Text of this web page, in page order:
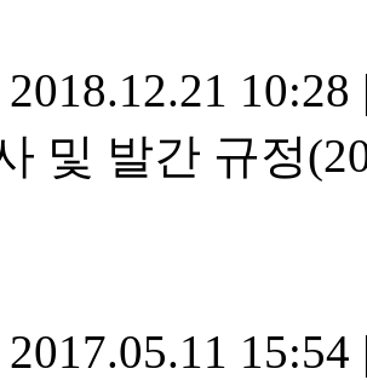
2018.12.21 10:28
및 발간 규정
2017.05.11 15:54